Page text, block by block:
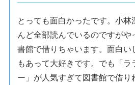
とっても面白かったです。小林
んど全部読んでいるのですが
書館で借りちゃいます。面白い
もあって大好きです。でも「ラ
ー」が人気すぎて図書館で借り